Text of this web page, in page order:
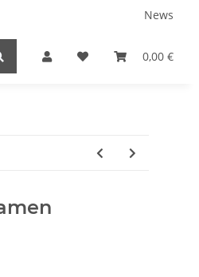
News
0,00 €